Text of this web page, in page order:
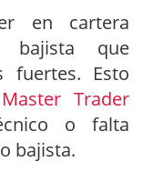
en cartera
que
fuertes. Esto
Master Trader
o falta
bajista.